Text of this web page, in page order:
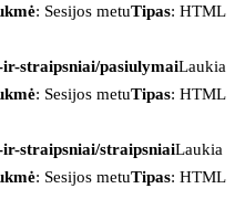
: Sesijos metuTipas: HTML
ir-straipsniai/pasiulymaiLaukia
: Sesijos metuTipas: HTML
ir-straipsniai/straipsniaiLaukia
: Sesijos metuTipas: HTML